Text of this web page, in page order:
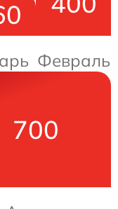
Февраль
700